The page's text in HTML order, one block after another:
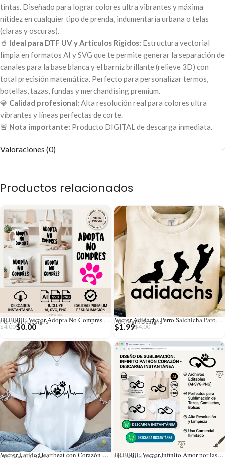
tintas. Diseñado para lograr colores ultra vibrantes y máxima
nitidez en cualquier tipo de prenda, indumentaria urbana o telas
(claras y oscuras).
🥤 Ideal para DTF UV y Artículos Rígidos: Estructura vectorial
limpia en formatos AI y SVG que te permite generar la separación de
canales para la base blanca y el barniz brillante (relieve 3D) con
total precisión matemática. Perfecto para personalizar termos,
botellas, tazas, fundas y merchandising premium.
💎 Calidad profesional: Alta resolución real para colores ultra
vibrantes y líneas perfectas de corte.
🚨 Nota importante: Producto DIGITAL de descarga inmediata.
Valoraciones (0)
Productos relacionados
FREEBIE Vector Adopta No Compres con Huella Rosa Gratis
Por: Mark Designs
$4.00$0.00
Vector Adidachs Perro Salchicha Parodia Deportiva para Sublimación
Por: Mark Designs
$4.00
$1.99
Vector Latido Heartbeat con Corazón y Huellas para Sublimación FREEBIE Vector Infinito Amor por las Mascotas Gratis